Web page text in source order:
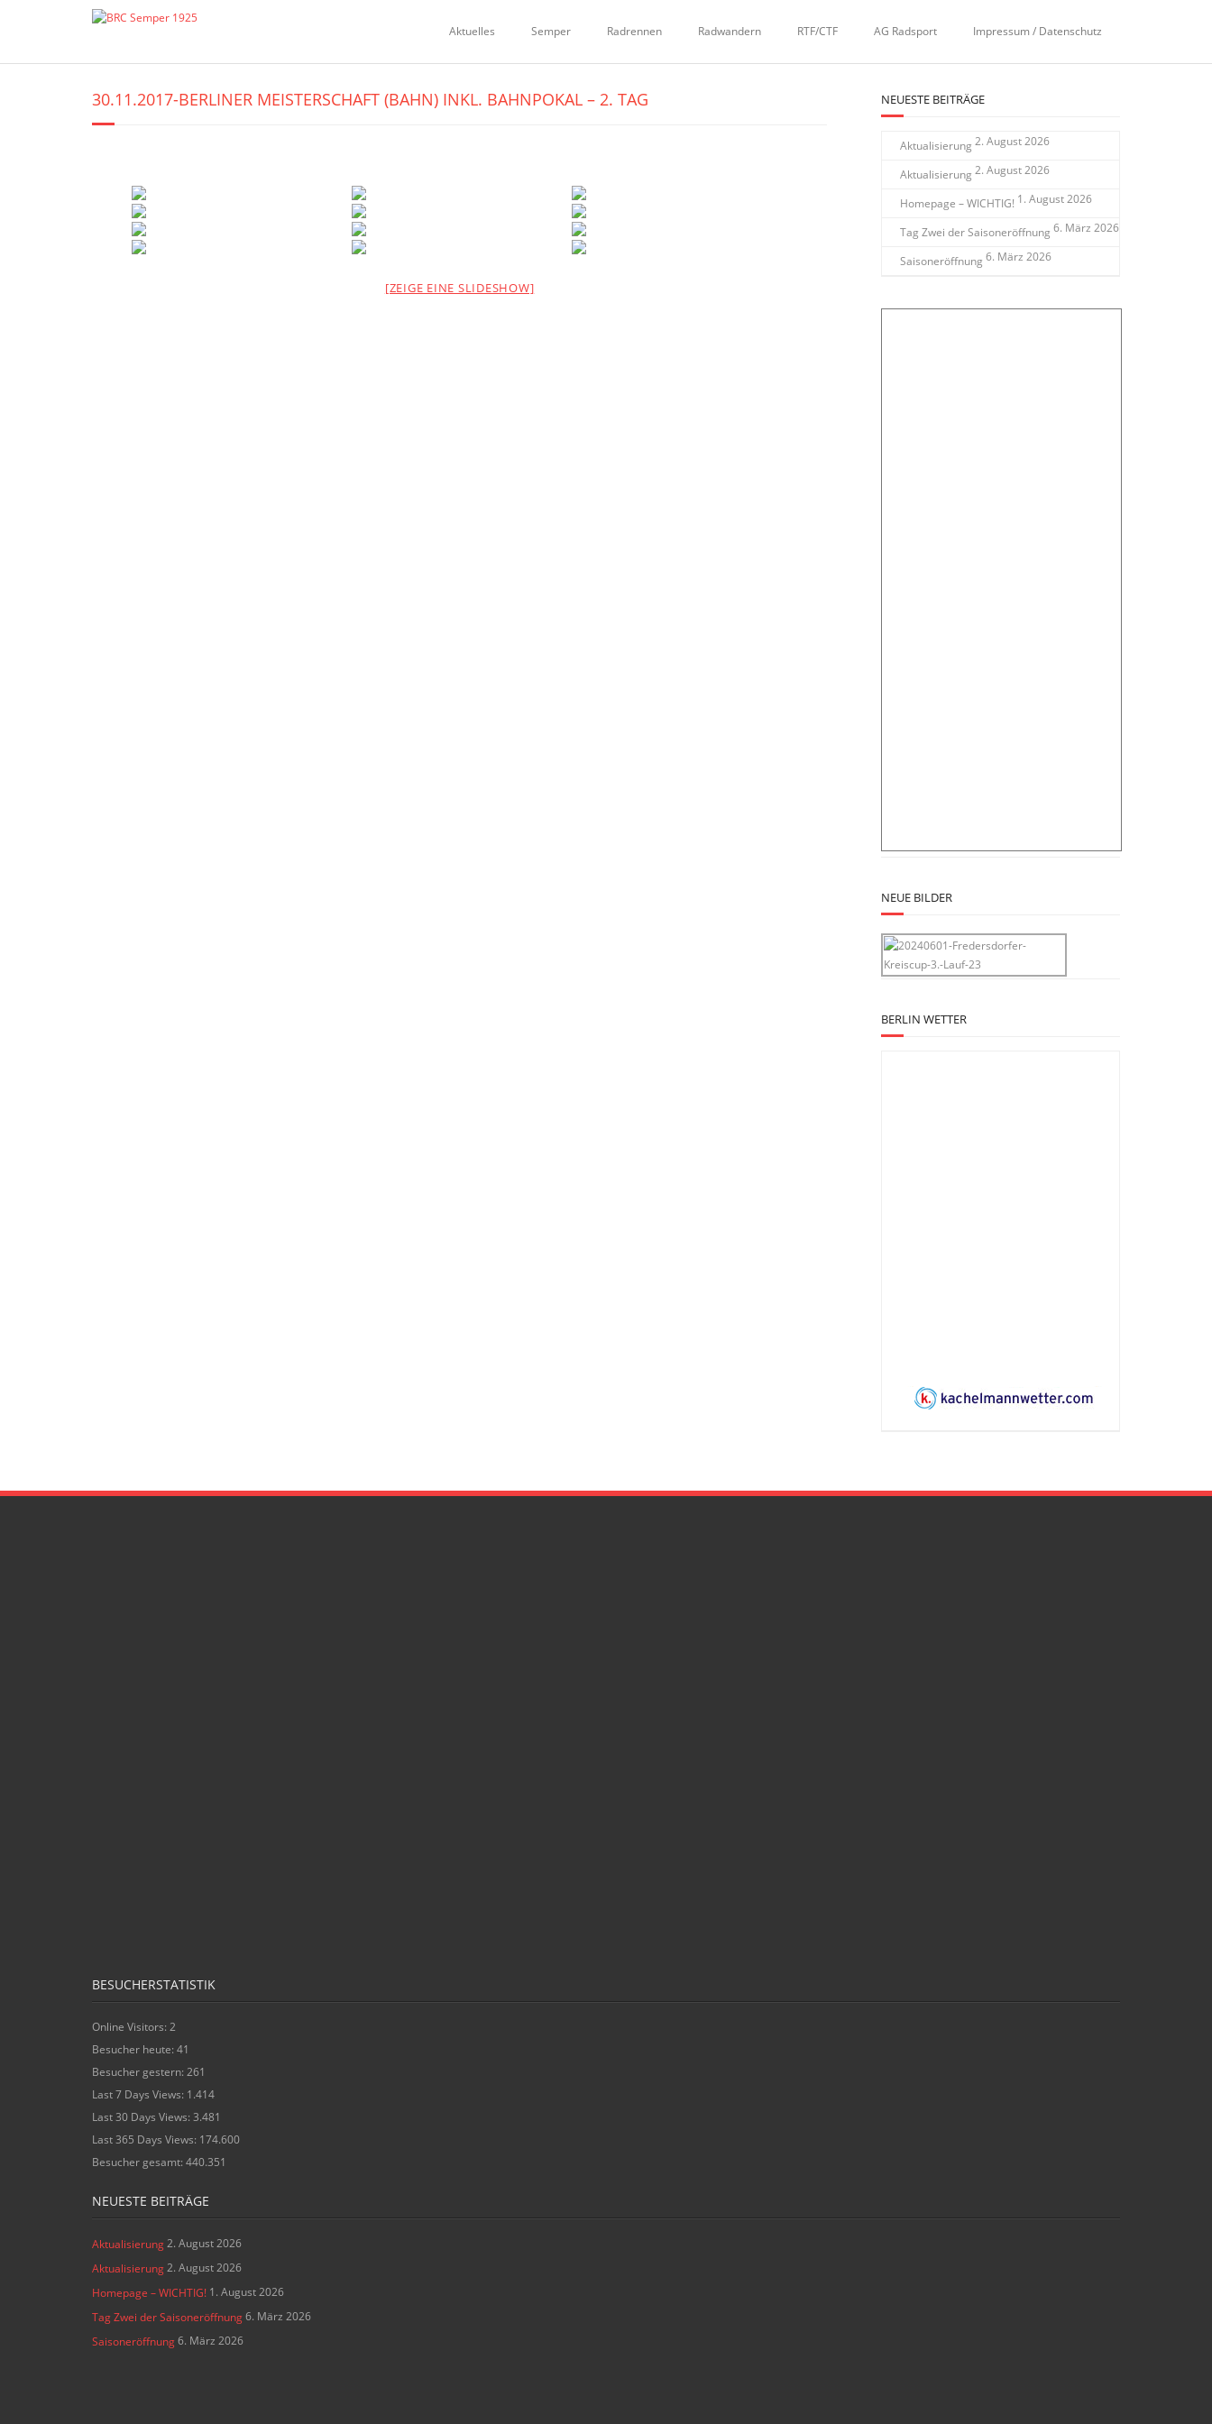
Aktuelles Semper Radrennen Radwandern RTF/CTF AG Radsport Impressum / Datenschutz
30.11.2017-BERLINER MEISTERSCHAFT (BAHN) INKL. BAHNPOKAL – 2. TAG
[ZEIGE EINE SLIDESHOW]
NEUESTE BEITRÄGE
Aktualisierung 2. August 2026
Aktualisierung 2. August 2026
Homepage – WICHTIG! 1. August 2026
Tag Zwei der Saisoneröffnung 6. März 2026
Saisoneröffnung 6. März 2026
NEUE BILDER
BERLIN WETTER
BESUCHERSTATISTIK
Online Visitors: 2
Besucher heute: 41
Besucher gestern: 261
Last 7 Days Views: 1.414
Last 30 Days Views: 3.481
Last 365 Days Views: 174.600
Besucher gesamt: 440.351
NEUESTE BEITRÄGE
Aktualisierung2. August 2026
Aktualisierung2. August 2026
Homepage – WICHTIG! 1. August 2026
Tag Zwei der Saisoneröffnung6. März 2026
Saisoneröffnung6. März 2026